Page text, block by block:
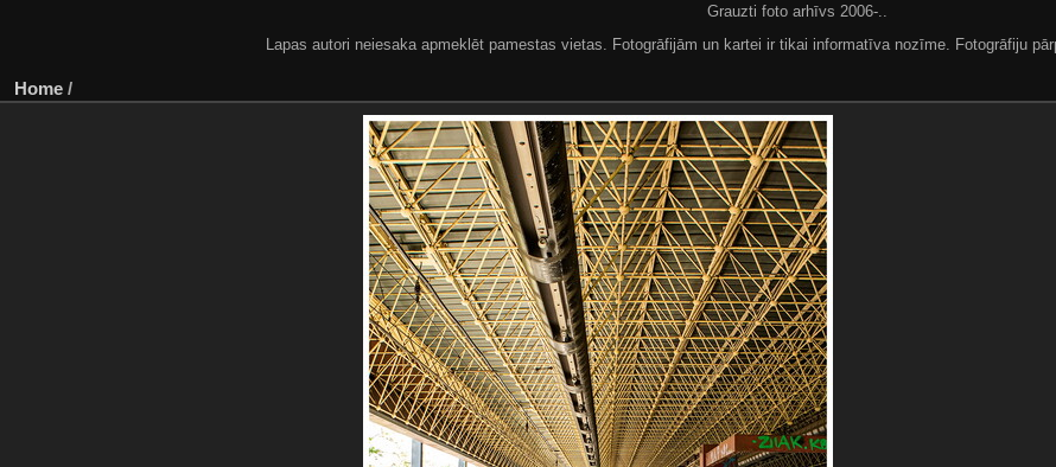
Grauzti foto arhīvs 2006-..
Lapas autori neiesaka apmeklēt pamestas vietas. Fotogrāfijām un kartei ir tikai informatīva nozīme. Fotogrāfiju
Home /